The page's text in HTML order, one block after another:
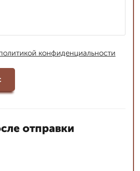
конфиденциальности
отправки